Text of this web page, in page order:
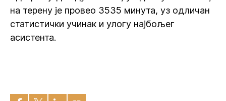
на терену је провео 3535 минута, уз одличан
статистички учинак и улогу најбољег
асистента.